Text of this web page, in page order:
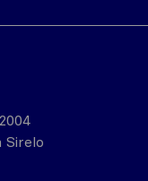
Sirelo